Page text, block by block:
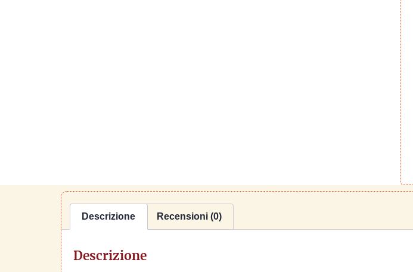
Descrizione Recensioni (0)
Descrizione